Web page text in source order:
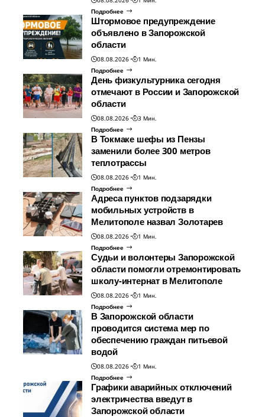
Подробнее
Штормовое предупреждение
объявлено в Запорожской
области
08.08.2026
1 Мин.
Подробнее
День физкультурника сегодня
отмечают в России и Запорожской
области
08.08.2026
3 Мин.
Подробнее
В Токмаке шефы из Пензы
заменили более 300 метров
теплотрассы
08.08.2026
1 Мин.
Подробнее
Адреса пунктов подзарядки
мобильных устройств в
Мелитополе назвал Золотарев
08.08.2026
1 Мин.
Подробнее
Судьи и волонтеры Запорожской
области помогли отремонтировать
школу-интернат в Мелитополе
08.08.2026
1 Мин.
Подробнее
В Запорожской области
проводится система мер по
обеспечению граждан питьевой
водой
08.08.2026
1 Мин.
Подробнее
Графики аварийных отключений
электричества введут в
Запорожской области